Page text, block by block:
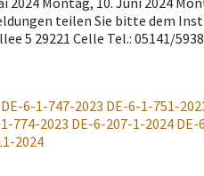
teilen Sie bitte dem
5 29221 Celle Tel.: 05141/
DE-6-1-747-2023 DE-6-1-751-
774-2023 DE-6-207-1-2024 DE-
2024